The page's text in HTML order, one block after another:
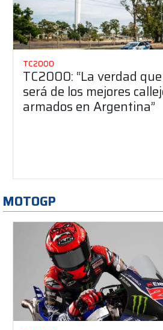
TC2000
TC2000: “La verdad que
será de los mejores
armados en Argentina”
MOTOGP